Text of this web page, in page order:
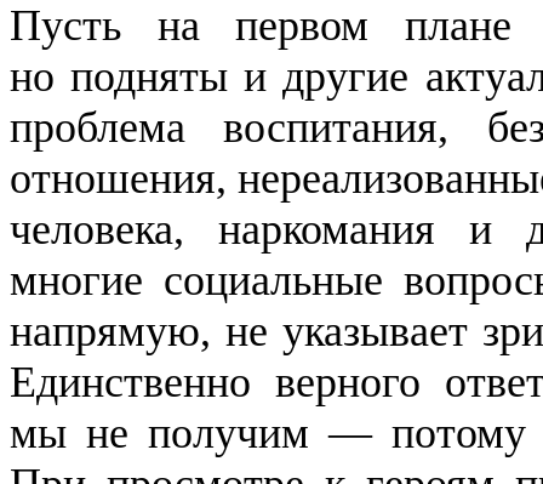
Пусть на первом плане
но подняты и другие
проблема воспитания,
отношения,
человека, наркомания и
многие социальные
напрямую, не указывает
Единственно верного
мы не получим — потому